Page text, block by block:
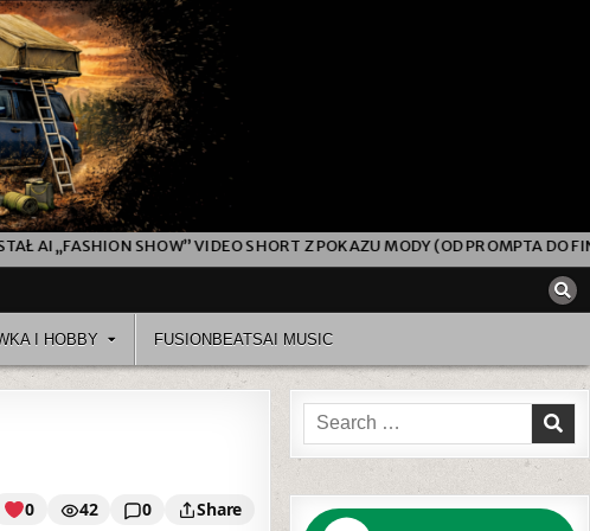
VIDEO SHORT Z POKAZU MODY (OD PROMPTA DO FINALNEGO MONTAŻU)
I HOBBY FUSIONBEATSAI MUSIC
0 42 0 Share
Search
for: